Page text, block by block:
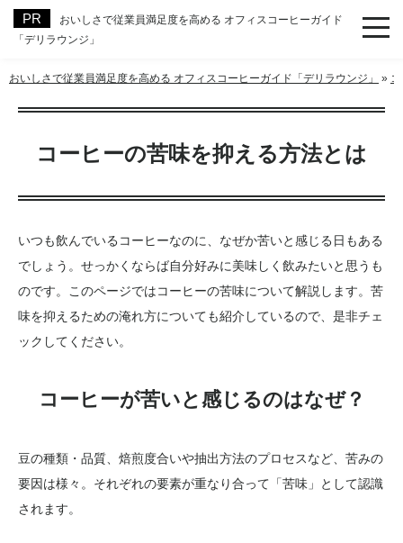
おいしさで従業員満足度を高める オフィスコーヒーガイド
「デリラウンジ」
おいしさで従業員満足度を高める オフィスコーヒーガイド「デリラウンジ」 »
コーヒーの苦味を抑える方法とは
いつも飲んでいるコーヒーなのに、なぜか苦いと感じる日もある
でしょう。せっかくならば自分好みに美味しく飲みたいと思うも
のです。このページではコーヒーの苦味について解説します。苦
味を抑えるための淹れ方についても紹介しているので、是非チェ
ックしてください。
コーヒーが苦いと感じるのはなぜ？
豆の種類・品質、焙煎度合いや抽出方法のプロセスなど、苦みの
要因は様々。それぞれの要素が重なり合って「苦味」として認識
されます。